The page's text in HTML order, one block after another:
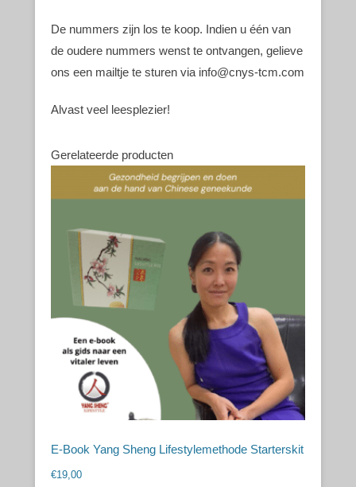
De nummers zijn los te koop. Indien u één van
de oudere nummers wenst te ontvangen, gelieve
ons een mailtje te sturen via info@cnys-tcm.com
Alvast veel leesplezier!
Gerelateerde producten
E-Book Yang Sheng Lifestylemethode Starterskit
€19,00